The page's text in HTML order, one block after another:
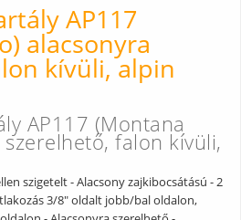
AP117
alacsonyra
kívüli, alpin
AP117 (Montana
falon kívüli,
szigetelt - Alacsony zajkibocsátású - 2
3/8" oldalt jobb/bal oldalon,